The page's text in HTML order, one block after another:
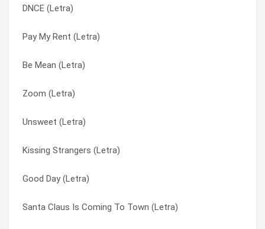
DNCE (Letra)
Pay My Rent (Letra)
Be Mean (Letra)
Zoom (Letra)
Unsweet (Letra)
Kissing Strangers (Letra)
Good Day (Letra)
Santa Claus Is Coming To Town (Letra)
Doctor You (Letra)
Naked (Letra)
Almost (Letra)
Pay My Rent (Letra)
DNCE (Letra)
Good Day (Letra)
Body Moves (Letra)
Kissing Strangers (Letra)
Doctor You (Letra)
Good Day (Letra)
Jinx (Letra)
Kissing Strangers (Letra)
Naked (Letra)
Pay My Rent (Letra)
Santa Claus Is Coming To Town (Letra)
Toothbrush (Letra)